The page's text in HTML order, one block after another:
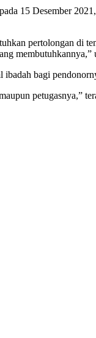
15 Desember
pertolongan di
membutuhkannya,”
ibadah bagi
petugasnya,”